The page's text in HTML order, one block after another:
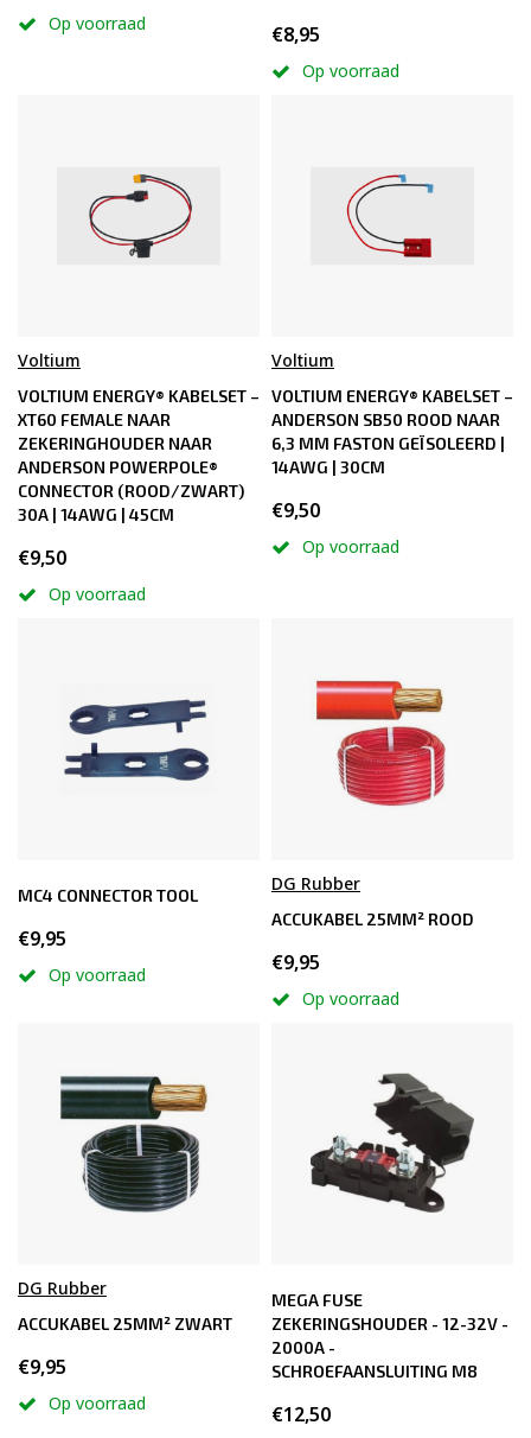
Op voorraad €8,95
Op voorraad
Voltium
VOLTIUM ENERGY® KABELSET –
XT60 FEMALE NAAR
ZEKERINGHOUDER NAAR
ANDERSON POWERPOLE®
CONNECTOR (ROOD/ZWART)
30A | 14AWG | 45CM
€9,50
Op voorraad
Voltium
VOLTIUM ENERGY® KABELSET –
ANDERSON SB50 ROOD NAAR
6,3 MM FASTON GEÏSOLEERD |
14AWG | 30CM
€9,50
Op voorraad
MC4 CONNECTOR TOOL
€9,95
Op voorraad
DG Rubber
ACCUKABEL 25MM² ROOD
€9,95
Op voorraad
DG Rubber
ACCUKABEL 25MM² ZWART
€9,95
Op voorraad
MEGA FUSE
ZEKERINGSHOUDER - 12-32V -
2000A -
SCHROEFAANSLUITING M8
€12,50